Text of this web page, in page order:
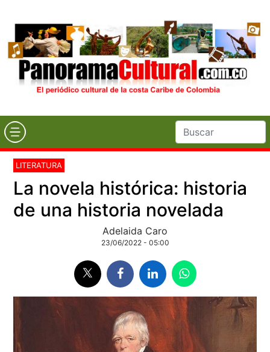
LITERATURA
La novela histórica: historia
de una historia novelada
Adelaida Caro
23/06/2022 - 05:00